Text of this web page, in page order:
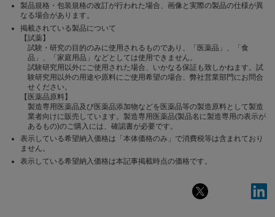
製品規格・包装規格の改訂が行われた場合、画像と実際の製品の仕様が異
なる場合があります。
掲載されている製品について
【試薬】
試験・研究の目的のみに使用されるものであり、「医薬品」、「食
品」、「家庭用品」などとしては使用できません。
試験研究用以外にご使用された場合、いかなる保証も致しかねます。試
験研究用以外の用途や原料にご使用希望の場合、弊社営業部門にお問合
せください。
【医薬品原料】
製造専用医薬品及び医薬品添加物などを医薬品等の製造原料として製造
業者向けに販売しています。製造専用医薬品(製品名に製造専用の表示が
あるもの)のご購入には、確認書が必要です。
表示している希望納入価格は「本体価格のみ」で消費税等は含まれており
ません。
表示している希望納入価格は本記事掲載時点の価格です。